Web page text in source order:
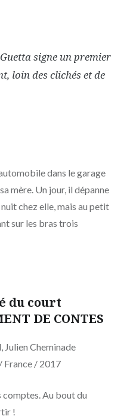
signe un premier
loin des clichés et de
dans le garage
mère. Un jour, il dépanne
chez elle, mais au petit
sur les bras trois
du court
DE CONTES
Julien Cheminade
France / 2017
comptes. Au bout du
!